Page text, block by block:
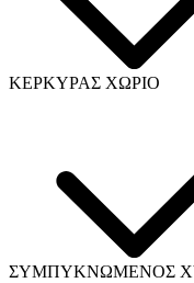
ΚΕΡΚΥΡΑΣ ΧΩΡΙΟ
ΣΥΜΠΥΚΝΩΜΕΝΟΣ